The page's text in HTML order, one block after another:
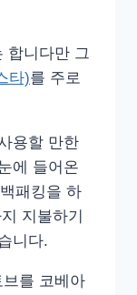
합니다만 그
타)를 주로
용할 만한
에 들어온
패킹을 하
지불하기
니다.
를 코베아